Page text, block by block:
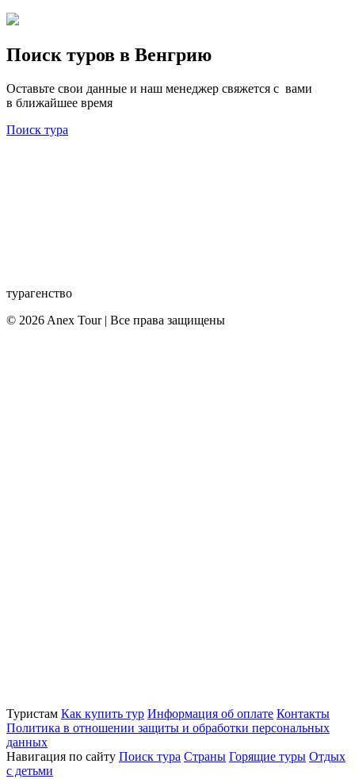
Поиск туров в Венгрию
Оставьте свои данные и наш менеджер свяжется с вами
в ближайшее время
Поиск тура
турагенство
© 2026 Anex Tour | Все права защищены
Туристам Как купить тур Информация об оплате Контакты
Политика в отношении защиты и обработки персональных
данных
Навигация по сайту Поиск тура Страны Горящие туры Отдых
с детьми